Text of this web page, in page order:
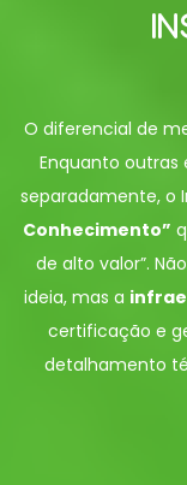
O diferencial de
Enquanto outras
separadamente, o
Conhecimento”
de alto valor”.
ideia, mas a
certificação e
detalhamento